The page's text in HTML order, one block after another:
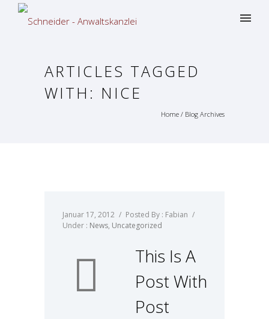
ARTICLES TAGGED
WITH: NICE
Home / Blog Archives
Januar 17, 2012 / Posted By : Fabian /
Under : News, Uncategorized
This Is A
Post With
Post